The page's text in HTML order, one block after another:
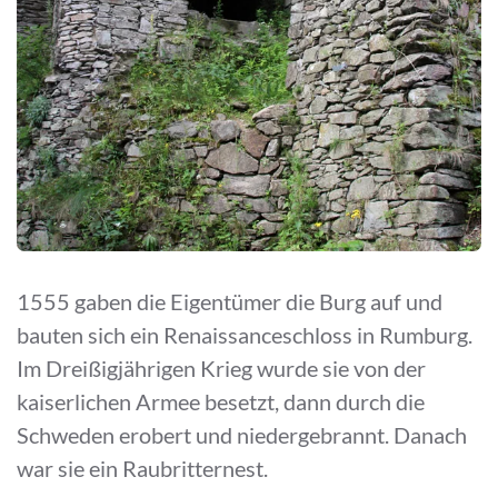
1555 gaben die Eigentümer die Burg auf und
bauten sich ein Renaissanceschloss in Rumburg.
Im Dreißigjährigen Krieg wurde sie von der
kaiserlichen Armee besetzt, dann durch die
Schweden erobert und niedergebrannt. Danach
war sie ein Raubritternest.